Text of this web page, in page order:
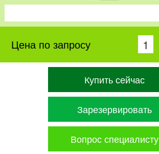
Цена по запросу
Купить сейчас
Зарезервировать
Вопрос специалисту